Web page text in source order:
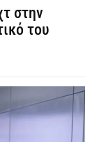
στην
του